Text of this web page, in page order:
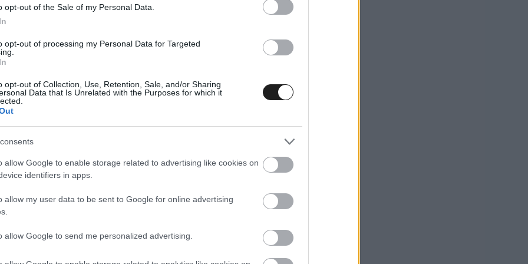
opt-out of the Sale of my Personal Data.
opt-out of processing my Personal Data for Targeted
opt-out of Collection, Use, Retention, Sale, and/or Sharing
Data that Is Unrelated with the Purposes for which it
allow Google to enable storage related to advertising like cookies on
identifiers in apps.
allow my user data to be sent to Google for online advertising
allow Google to send me personalized advertising.
/ 2021. MÁRC. 4.
vb – Magyarország
10 évig rendez futamot
a Hajdúnánás mellett épülő versenypályán 2023-tól 10
világbajnoki futamokat. Az erről szóló
csütörtökön írta alá Carmelo Ezpeleta, a MotoGP
Versenypálya Kft. ügyvezető igazgatója az Innovációs
Minisztériumban (ITM). Az aláírást követő sajtótájékoztatón
kelet-magyarországi térség [&hellip;]